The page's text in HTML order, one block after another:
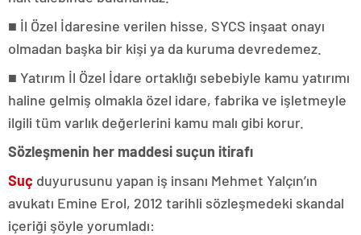
■ İl Özel İdaresine verilen hisse, SYCS inşaat onayı
olmadan başka bir kişi ya da kuruma devredemez.
■ Yatırım İl Özel İdare ortaklığı sebebiyle kamu yatırımı
haline gelmiş olmakla özel idare, fabrika ve işletmeyle
ilgili tüm varlık değerlerini kamu malı gibi korur.
Sözleşmenin her maddesi suçun itirafı
Suç duyurusunu yapan iş insanı Mehmet Yalçın’ın
avukatı Emine Erol, 2012 tarihli sözleşmedeki skandal
içeriği şöyle yorumladı: